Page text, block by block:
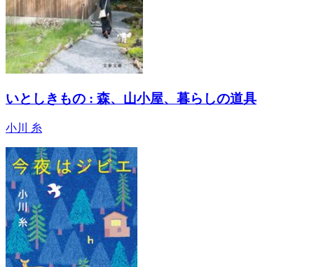
いとしきもの : 森、山小屋、暮らしの道具
小川 糸